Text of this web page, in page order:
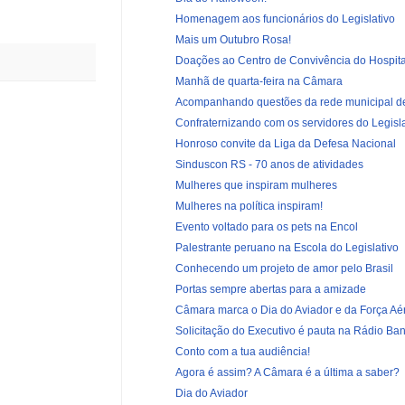
Homenagem aos funcionários do Legislativo
Mais um Outubro Rosa!
Doações ao Centro de Convivência do
Manhã de quarta-feira na Câmara
Acompanhando questões da rede municipal
Confraternizando com os servidores do
Honroso convite da Liga da Defesa Nacional
Sinduscon RS - 70 anos de atividades
Mulheres que inspiram mulheres
Mulheres na política inspiram!
Evento voltado para os pets na Encol
Palestrante peruano na Escola do Legislativo
Conhecendo um projeto de amor pelo Brasil
Portas sempre abertas para a amizade
Câmara marca o Dia do Aviador e da Força
Solicitação do Executivo é pauta na Rádio
Conto com a tua audiência!
Agora é assim? A Câmara é a última a saber?
Dia do Aviador